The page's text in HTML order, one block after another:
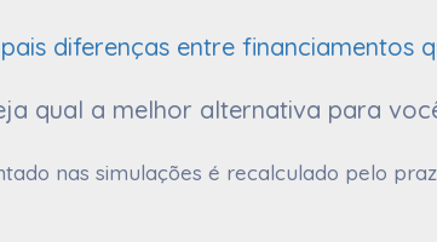
diferenças entre financiamentos
qual a melhor alternativa para
nas simulações é recalculado pelo